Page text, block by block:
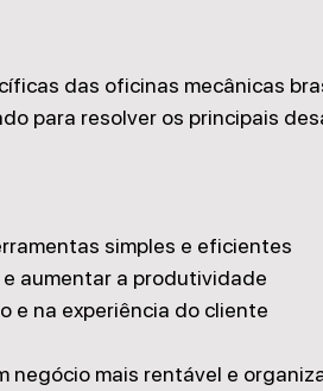
das oficinas mecânicas
para resolver os principais
simples e eficientes
aumentar a produtividade
e na experiência do cliente
mais rentável e